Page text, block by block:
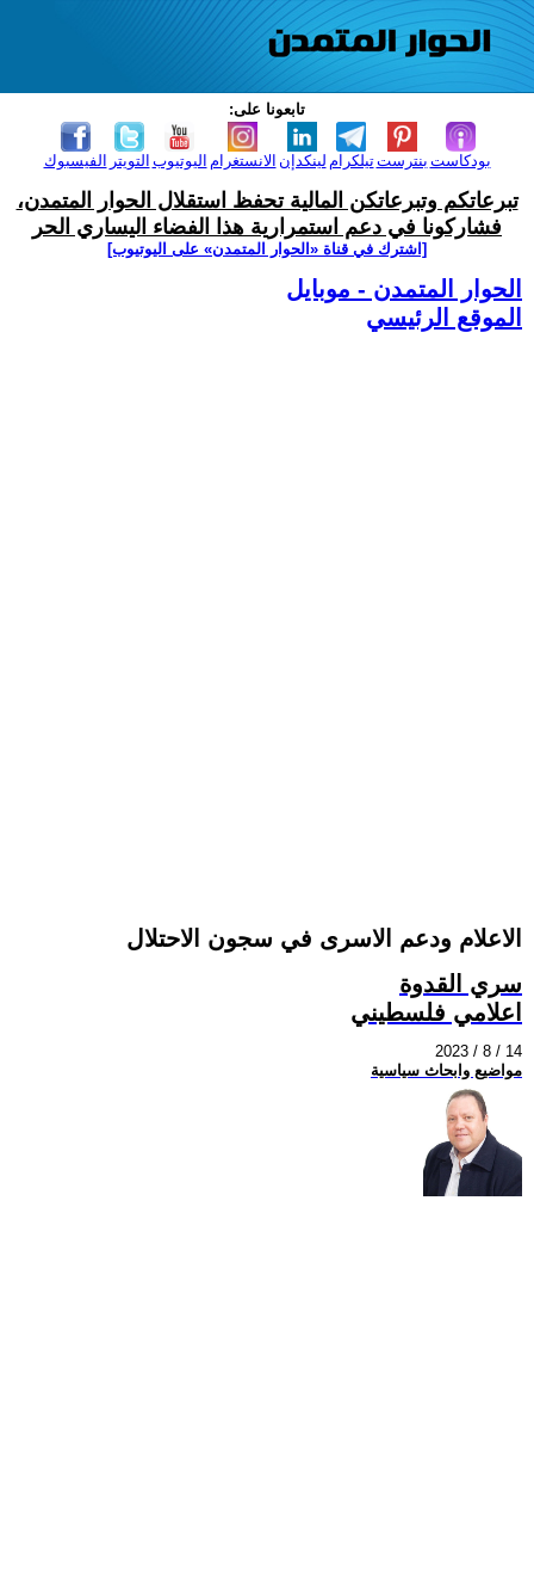
تابعونا على:
الفيسبوك التويتر اليوتيوب الانستغرام لينكدإن تيلكرامبنترست بودكاست
تبرعاتكم وتبرعاتكن المالية تحفظ استقلال الحوار المتمدن،
فشاركونا في دعم استمرارية هذا الفضاء اليساري الحر
[اشترك في قناة ‫«الحوار المتمدن» على اليوتيوب]
الحوار المتمدن - موبايل
الموقع الرئيسي
الاعلام ودعم الاسرى في سجون الاحتلال
سري القدوة
اعلامي فلسطيني
2023 / 8 / 14
مواضيع وابحاث سياسية